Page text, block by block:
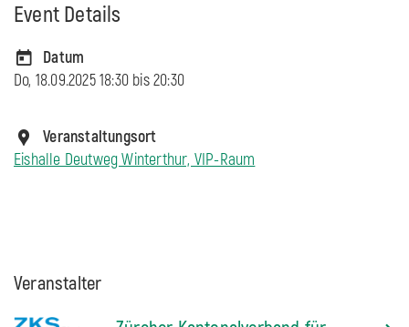
Event Details
Datum
Do, 18.09.2025 18:30 bis20:30
Veranstaltungsort
Eishalle Deutweg Winterthur, VIP-Raum
Veranstalter